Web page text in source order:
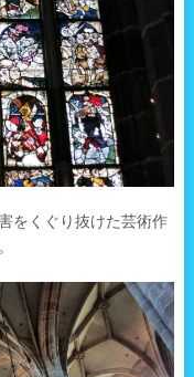
をくぐり抜けた芸術作